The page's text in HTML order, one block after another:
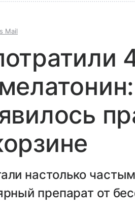
Mail
настолько
препарат от